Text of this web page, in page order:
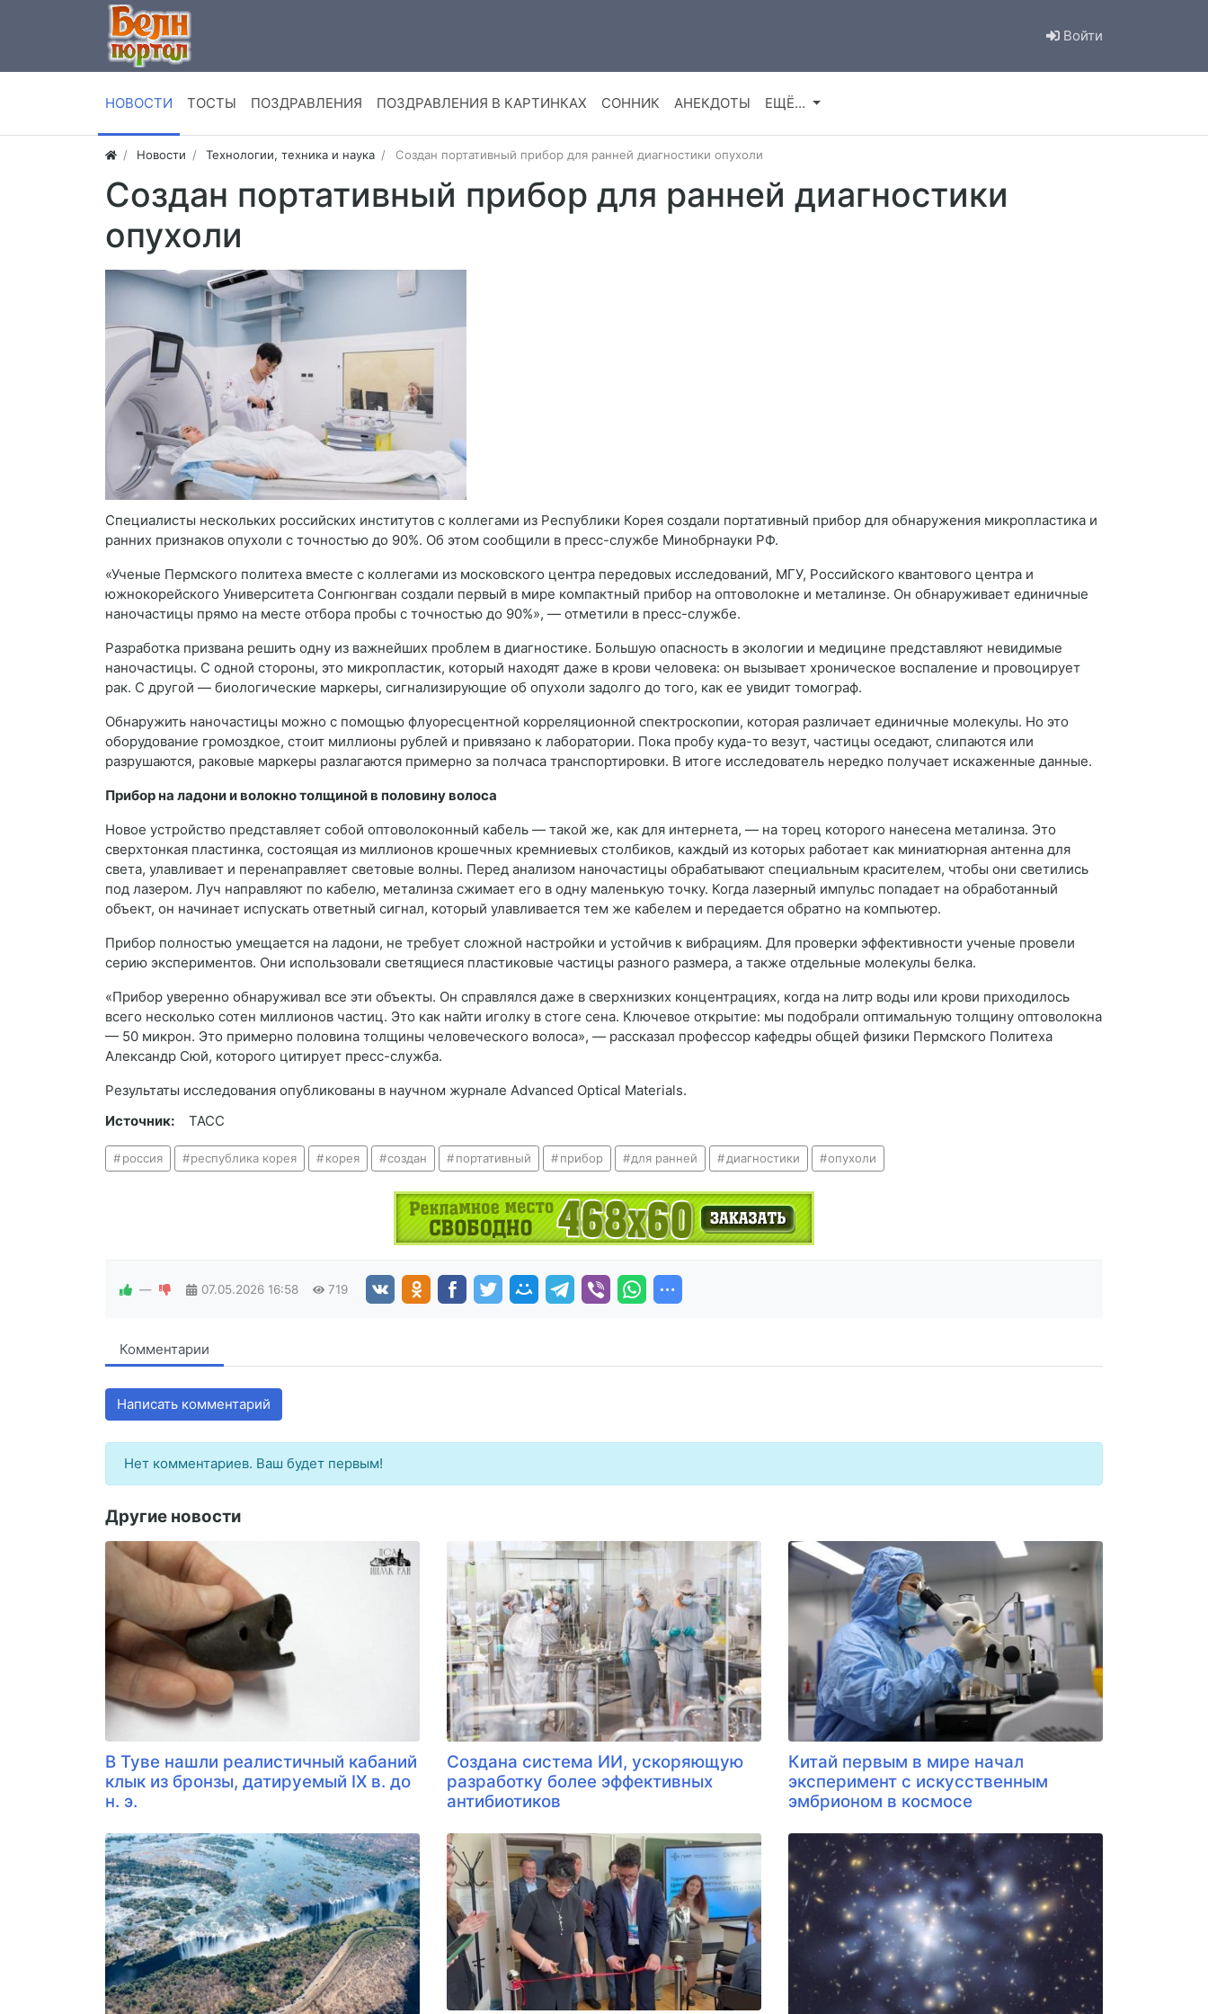
Войти
НОВОСТИ ТОСТЫ ПОЗДРАВЛЕНИЯ ПОЗДРАВЛЕНИЯ В КАРТИНКАХ СОННИК АНЕКДОТЫ ЕЩЁ…
Новости Технологии, техника и наука Создан портативный прибор для ранней диагностики опухоли
Создан портативный прибор для ранней диагностики
опухоли
Специалисты нескольких российских институтов с коллегами из Республики Корея создали портативный прибор для обнаружения микропластика и
ранних признаков опухоли с точностью до 90%. Об этом сообщили в пресс-службе Минобрнауки РФ.
«Ученые Пермского политеха вместе с коллегами из московского центра передовых исследований, МГУ, Российского квантового центра и
южнокорейского Университета Сонгюнгван создали первый в мире компактный прибор на оптоволокне и металинзе. Он обнаруживает единичные
наночастицы прямо на месте отбора пробы с точностью до 90%», — отметили в пресс-службе.
Разработка призвана решить одну из важнейших проблем в диагностике. Большую опасность в экологии и медицине представляют невидимые
наночастицы. С одной стороны, это микропластик, который находят даже в крови человека: он вызывает хроническое воспаление и провоцирует
рак. С другой — биологические маркеры, сигнализирующие об опухоли задолго до того, как ее увидит томограф.
Обнаружить наночастицы можно с помощью флуоресцентной корреляционной спектроскопии, которая различает единичные молекулы. Но это
оборудование громоздкое, стоит миллионы рублей и привязано к лаборатории. Пока пробу куда-то везут, частицы оседают, слипаются или
разрушаются, раковые маркеры разлагаются примерно за полчаса транспортировки. В итоге исследователь нередко получает искаженные данные.
Прибор на ладони и волокно толщиной в половину волоса
Новое устройство представляет собой оптоволоконный кабель — такой же, как для интернета, — на торец которого нанесена металинза. Это
сверхтонкая пластинка, состоящая из миллионов крошечных кремниевых столбиков, каждый из которых работает как миниатюрная антенна для
света, улавливает и перенаправляет световые волны. Перед анализом наночастицы обрабатывают специальным красителем, чтобы они светились
под лазером. Луч направляют по кабелю, металинза сжимает его в одну маленькую точку. Когда лазерный импульс попадает на обработанный
объект, он начинает испускать ответный сигнал, который улавливается тем же кабелем и передается обратно на компьютер.
Прибор полностью умещается на ладони, не требует сложной настройки и устойчив к вибрациям. Для проверки эффективности ученые провели
серию экспериментов. Они использовали светящиеся пластиковые частицы разного размера, а также отдельные молекулы белка.
«Прибор уверенно обнаруживал все эти объекты. Он справлялся даже в сверхнизких концентрациях, когда на литр воды или крови приходилось
всего несколько сотен миллионов частиц. Это как найти иголку в стоге сена. Ключевое открытие: мы подобрали оптимальную толщину оптоволокна
— 50 микрон. Это примерно половина толщины человеческого волоса», — рассказал профессор кафедры общей физики Пермского Политеха
Александр Сюй, которого цитирует пресс-служба.
Результаты исследования опубликованы в научном журнале Advanced Optical Materials.
Источник:
ТАСС
россия республика корея корея создан портативный прибор для ранней диагностики опухоли
— 07.05.2026 16:58 719
Комментарии
Написать комментарий
Нет комментариев. Ваш будет первым!
Другие новости
В Туве нашли реалистичный кабаний
клык из бронзы, датируемый IX в. до
н. э.
Создана система ИИ, ускоряющую
разработку более эффективных
антибиотиков
Китай первым в мире начал
эксперимент с искусственным
эмбрионом в космосе